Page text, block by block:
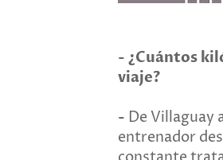
- ¿Cuántos
viaje?
- De Villaguay
entrenador